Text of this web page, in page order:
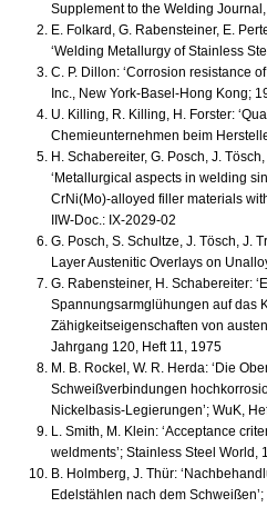
Supplement to the Welding
E. Folkard, G. Rabensteiner, E.
‘Welding Metallurgy of Stainless
C. P. Dillon: ‘Corrosion resistance
Inc., New York-Basel-Hong Kong;
U. Killing, R. Killing, H. Forster:
Chemieunternehmen beim
H. Schabereiter, G. Posch, J.
‘Metallurgical aspects in welding
CrNi(Mo)-alloyed filler materials
IIW-Doc.: IX-2029-02
G. Posch, S. Schultze, J. Tösch, J.
Layer Austenitic Overlays on
G. Rabensteiner, H. Schabereiter:
Spannungsarmglühungen auf das
Zähigkeitseigenschaften von
Jahrgang 120, Heft 11, 1975
M. B. Rockel, W. R. Herda: ‘Die
Schweißverbindungen
Nickelbasis-Legierungen’; WuK,
L. Smith, M. Klein: ‘Acceptance
weldments’; Stainless Steel World,
B. Holmberg, J. Thür:
Edelstählen nach dem